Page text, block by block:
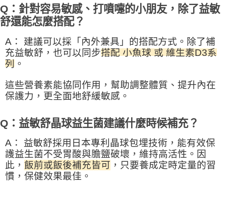
Q：針對容易敏感、打噴嚏的小朋友，除了益敏
舒還能怎麼搭配？
A：
建議可以採「內外兼具」的搭配方式。除了補
充益敏舒，也可以同步搭配 小魚球 或 維生素D3系
列 。
這些營養素能協同作用，幫助調整體質、提升內在
保護力，更全面地舒緩敏感。
Q：益敏舒晶球益生菌建議什麼時候補充？
A： 益敏舒採用 日本專利晶球包埋技術 ，能有效保
護益生菌不受胃酸與膽鹽破壞，維持高活性。因
此， 飯前或飯後補充皆可 ，只要養成定時定量的習
慣，保健效果最佳。